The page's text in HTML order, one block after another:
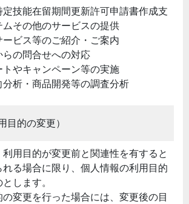
定技能在留期間更新許可申請書作成支
ムその他のサービスの提供
ビス等のご紹介・ご案内
らの問合せへの対応
トやキャンペーン等の実施
分析・商品開発等の調査分析
目的の変更）
利用目的が変更前と関連性を有すると
る場合に限り、個人情報の利用目的
します。
の変更を行った場合には、変更後の目